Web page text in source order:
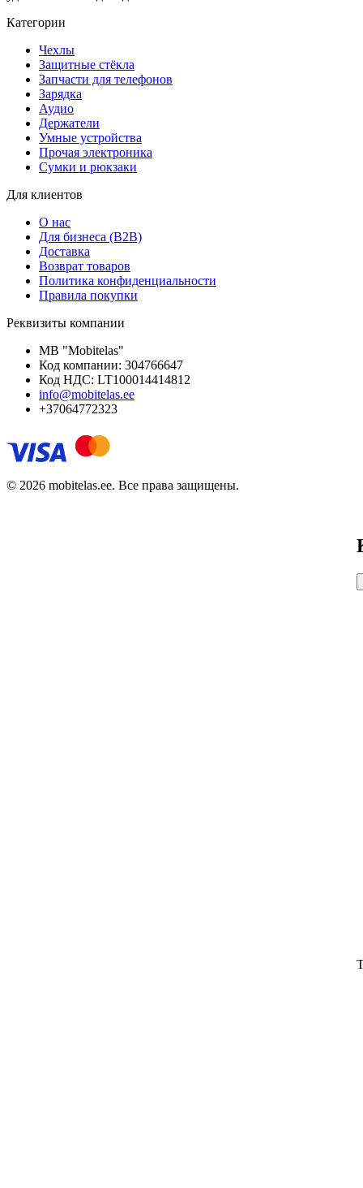
Категории
Чехлы
Защитные стёкла
Запчасти для телефонов
Зарядка
Аудио
Держатели
Умные устройства
Прочая электроника
Сумки и рюкзаки
Для клиентов
О нас
Для бизнеса (B2B)
Доставка
Возврат товаров
Политика конфиденциальности
Правила покупки
Реквизиты компании
MB "Mobitelas"
Код компании: 304766647
Код НДС: LT100014414812
info@mobitelas.ee
+37064772323
© 2026 mobitelas.ee. Все права защищены.